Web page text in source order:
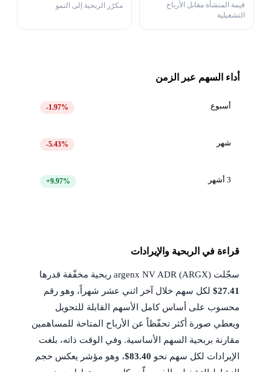
قيمة المنشأة مقابل الأرباح
التشغيلية
مكرّر الربحية إلى النمو
أداء السهم عبر الزمن
أسبوع -1.97%
شهر -5.43%
3 أشهر +9.97%
قراءة في الربحية والإيرادات
سجّلت argenx NV ADR (ARGX) ربحية مخفّفة قدرها
$27.41لكل سهم خلال آخر اثني عشر شهراً، وهو رقم
محسوب على أساس كامل الأسهم القابلة للتحويل
ويعطي صورة أكثر تحفّظاً عن الأرباح المتاحة للمساهمين
مقارنة بربحية السهم الأساسية. وفي الوقت ذاته، بلغت
الإيرادات لكل سهم نحو $83.40، وهو مؤشر يعكس حجم